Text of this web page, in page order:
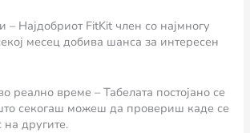
– Најдобриот FitKit член со најмногу
месец добива шанса за интересен
време – Табелата постојано се
секогаш можеш да провериш каде се
другите.